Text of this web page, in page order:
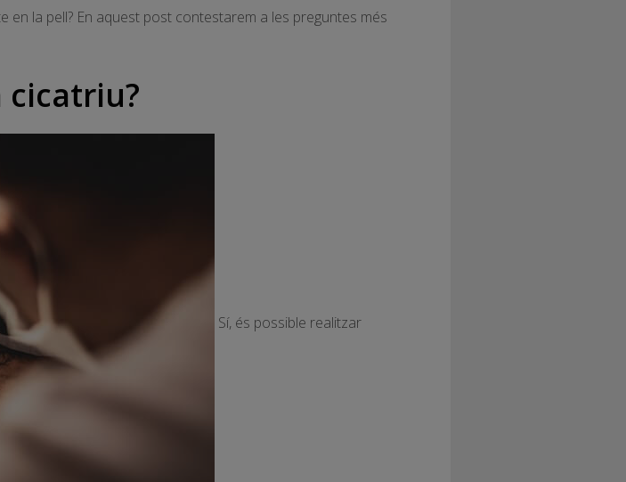
la pell? En aquest post contestarem a les preguntes més
cicatriu?
Sí, és possible realitzar